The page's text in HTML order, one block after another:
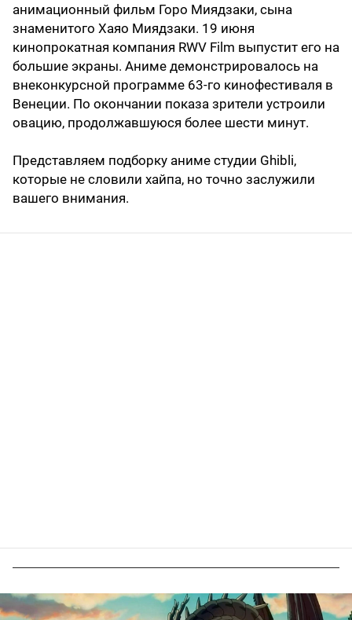
анимационный фильм Горо Миядзаки, сына
знаменитого Хаяо Миядзаки. 19 июня
кинопрокатная компания RWV Film выпустит его на
большие экраны. Аниме демонстрировалось на
внеконкурсной программе 63-го кинофестиваля в
Венеции. По окончании показа зрители устроили
овацию, продолжавшуюся более шести минут.
Представляем подборку аниме студии Ghibli,
которые не словили хайпа, но точно заслужили
вашего внимания.